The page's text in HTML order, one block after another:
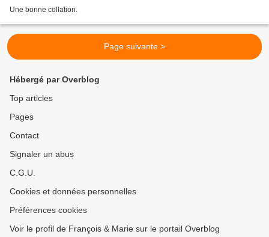
Une bonne collation.
Page suivante >
Hébergé par Overblog
Top articles
Pages
Contact
Signaler un abus
C.G.U.
Cookies et données personnelles
Préférences cookies
Voir le profil de François & Marie sur le portail Overblog